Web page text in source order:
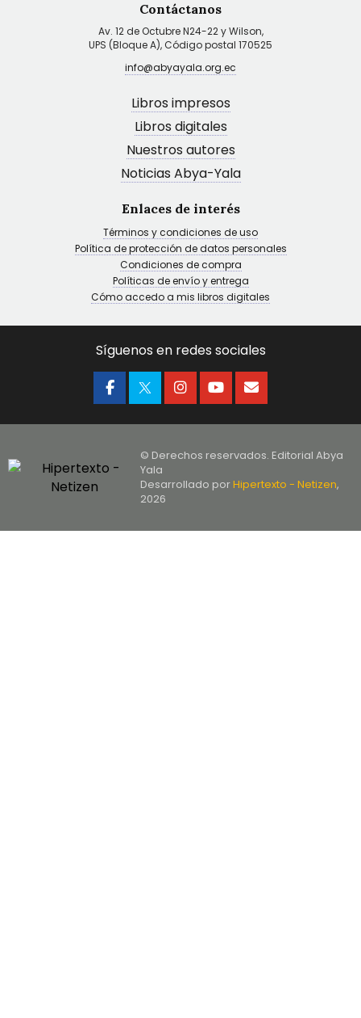
Contáctanos
Av. 12 de Octubre N24-22 y Wilson,
UPS (Bloque A), Código postal 170525
info@abyayala.org.ec
Libros impresos
Libros digitales
Nuestros autores
Noticias Abya-Yala
Enlaces de interés
Términos y condiciones de uso
Política de protección de datos personales
Condiciones de compra
Políticas de envío y entrega
Cómo accedo a mis libros digitales
Síguenos en redes sociales
© Derechos reservados. Editorial Abya
Yala
Desarrollado porHipertexto - Netizen,
2026